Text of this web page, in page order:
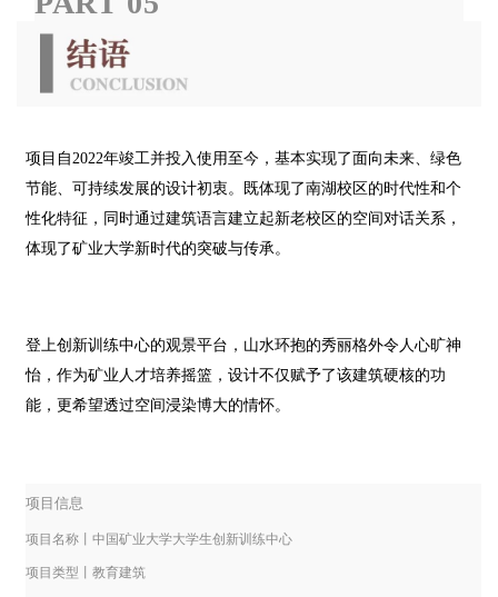
项目自2022年竣工并投入使用至今，基本实现了面向未来、绿色
节能、可持续发展的设计初衷。既体现了南湖校区的时代性和个
性化特征，同时通过建筑语言建立起新老校区的空间对话关系 ，
体现了矿业大学新时代的突破与传承。
登上创新训练中心的观景平台，山水环抱的秀丽格外令人心旷神
怡，作为矿业人才培养摇篮，设计不仅赋予了该建筑硬核的功
能，更希望透过空间浸染博大的情怀。
项目信息
项目名称丨中国矿业大学大学生创新训练中心
项目类型 丨教育建筑